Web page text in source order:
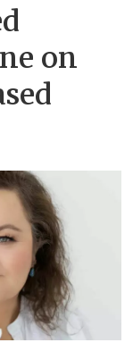
on